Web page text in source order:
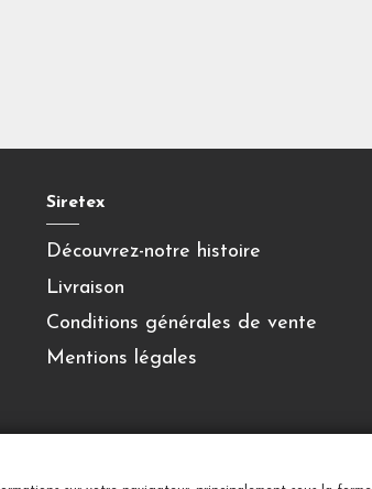
Siretex
Découvrez-notre histoire
Livraison
Conditions générales de vente
Mentions légales